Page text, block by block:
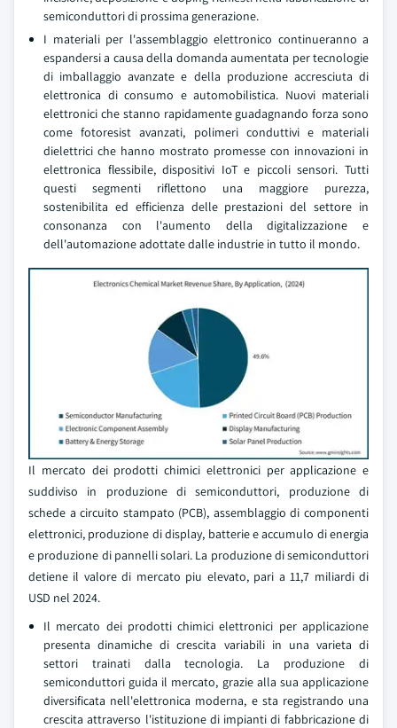
semiconduttori di prossima generazione.
I materiali per l'assemblaggio elettronico continueranno a
espandersi a causa della domanda aumentata per tecnologie
di imballaggio avanzate e della produzione accresciuta di
elettronica di consumo e automobilistica. Nuovi materiali
elettronici che stanno rapidamente guadagnando forza sono
come fotoresist avanzati, polimeri conduttivi e materiali
dielettrici che hanno mostrato promesse con innovazioni in
elettronica flessibile, dispositivi IoT e piccoli sensori. Tutti
questi segmenti riflettono una maggiore purezza,
sostenibilita ed efficienza delle prestazioni del settore in
consonanza con l'aumento della digitalizzazione e
dell'automazione adottate dalle industrie in tutto il mondo.
Il mercato dei prodotti chimici elettronici per applicazione e
suddiviso in produzione di semiconduttori, produzione di
schede a circuito stampato (PCB), assemblaggio di componenti
elettronici, produzione di display, batterie e accumulo di energia
e produzione di pannelli solari. La produzione di semiconduttori
detiene il valore di mercato piu elevato, pari a 11,7 miliardi di
USD nel 2024.
Il mercato dei prodotti chimici elettronici per applicazione
presenta dinamiche di crescita variabili in una varieta di
settori trainati dalla tecnologia. La produzione di
semiconduttori guida il mercato, grazie alla sua applicazione
diversificata nell'elettronica moderna, e sta registrando una
crescita attraverso l'istituzione di impianti di fabbricazione di